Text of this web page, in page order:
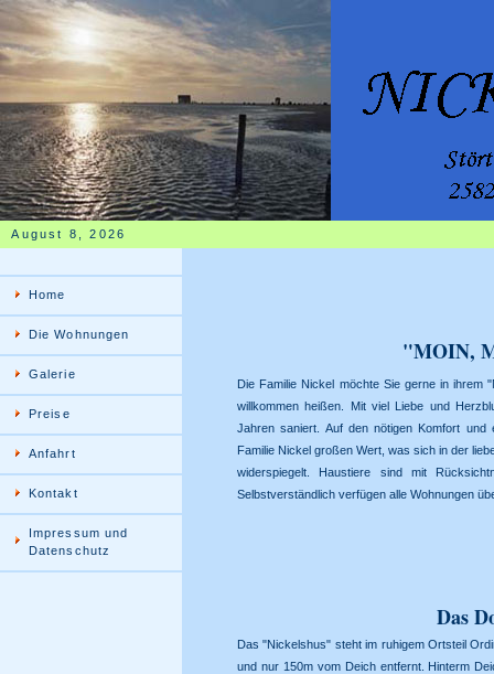
August 8, 2026
Home
Die Wohnungen
Galerie
Preise
Anfahrt
Kontakt
Impressum und
Datenschutz
"MOIN,
Die Familie Nickel möchte Sie gerne in ihrem
willkommen heißen. Mit viel Liebe und
Jahren saniert. Auf den nötigen Komfort und
Familie Nickel großen Wert, was sich in der
widerspiegelt. Haustiere sind mit
Selbstverständlich verfügen alle Wohnungen
Das
Das "Nickelshus" steht im ruhigem Ortsteil
und nur 150m vom Deich entfernt. Hinterm